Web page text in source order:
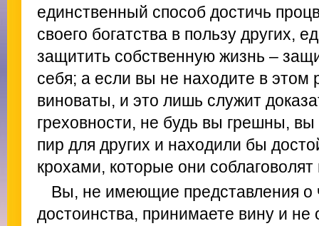
единственный способ достичь
своего богатства в пользу других,
защитить собственную жизнь –
себя; а если вы не находите в этом
виноваты, и это лишь служит
греховности, не будь вы грешны,
пир для других и находили бы
крохами, которые они соблаговолят
Вы, не имеющие представления о
достоинства, принимаете вину и не